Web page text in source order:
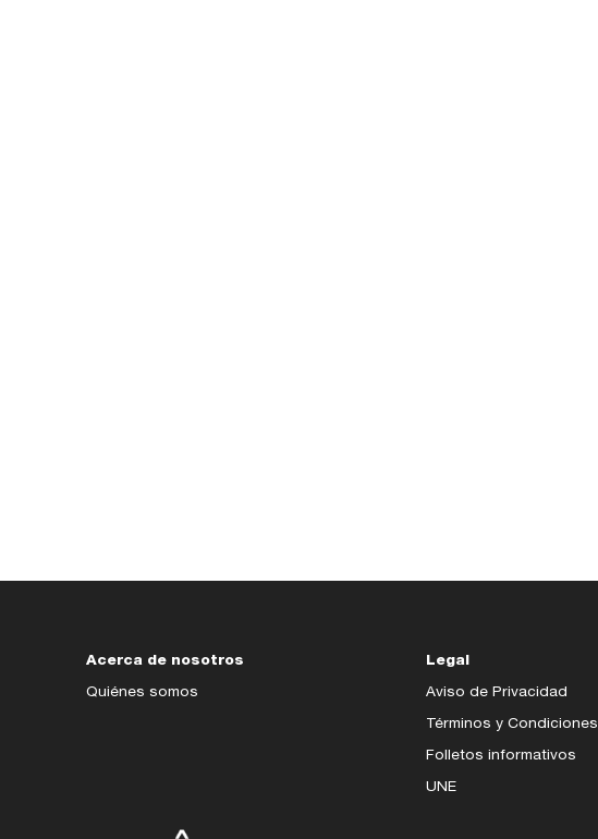
Acerca de nosotros
Quiénes somos
Legal
Aviso de Privacidad
Términos y Condiciones
Folletos informativos
UNE